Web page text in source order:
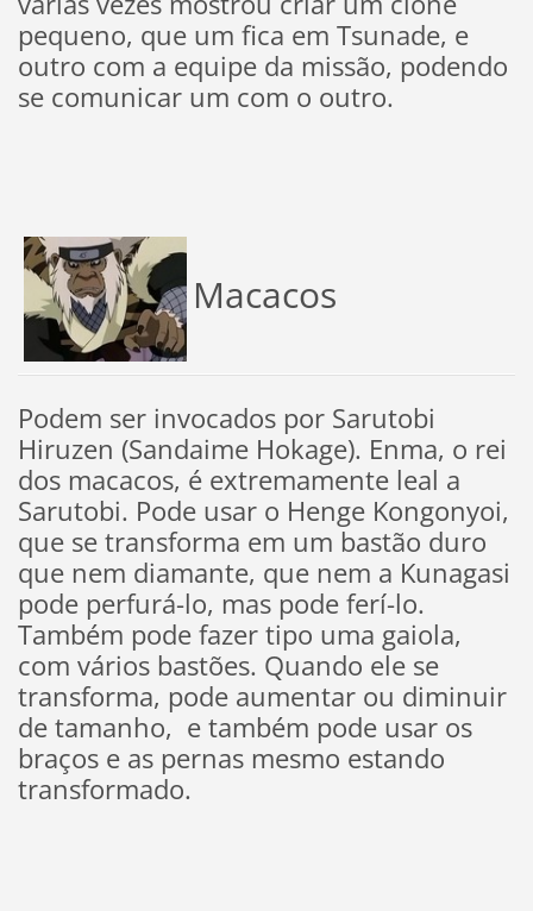
pequeno, que um fica em Tsunade, e
outro com a equipe da missão, podendo
se comunicar um com o outro.
Macacos
Podem ser invocados por Sarutobi
Hiruzen (Sandaime Hokage). Enma, o rei
dos macacos, é extremamente leal a
Sarutobi. Pode usar o Henge Kongonyoi,
que se transforma em um bastão duro
que nem diamante, que nem a Kunagasi
pode perfurá-lo, mas pode ferí-lo.
Também pode fazer tipo uma gaiola,
com vários bastões. Quando ele se
transforma, pode aumentar ou diminuir
de tamanho, e também pode usar os
braços e as pernas mesmo estando
transformado.